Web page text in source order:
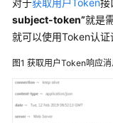
快
入
门
SSL
对于获取用户Token接
subject-token”就是
就可以使用Token认证
图1 获取用户Token响应